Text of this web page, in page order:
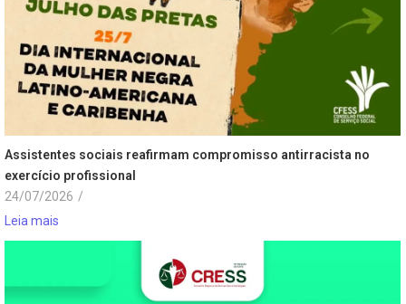
Assistentes sociais reafirmam compromisso antirracista no
exercício profissional
24/07/2026 /
Leia mais